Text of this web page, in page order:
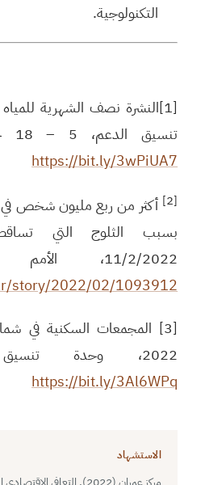
التكنولوجية.
[1]النشرة نصف الشهرية
تنسيق الدعم، 5 – 18 حزيران 2022، رابط:
https://bit.ly/3wPiUA7
[2]
أكثر من ربع مليون شخص في
بسبب الثلوج التي
11/2/2022، الأمم المتحدة، رابط:
story/2022/02/1093912
[3] المجمعات السكنية في
2022، وحدة تنسيق الدعم، رابط:
https://bit.ly/3Al6WPq
الاستشهاد